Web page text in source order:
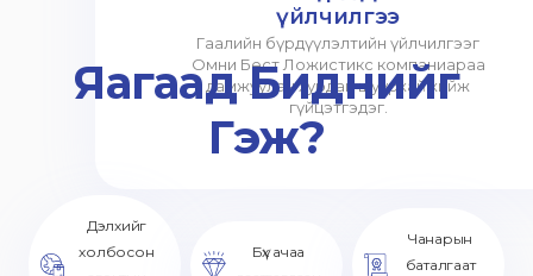
үйлчилгээ
Гаалийн бүрдүүлэлтийн үйлчилгээг
Омни Бест Ложистикс компаниараа
дамжуулан хурдан шуурхай хийж
гүйцэтгэдэг.
Яагаад Биднийг
Гэж?
Дэлхийг
холбосон
Бүх ачаа
Чанарын
баталгаат